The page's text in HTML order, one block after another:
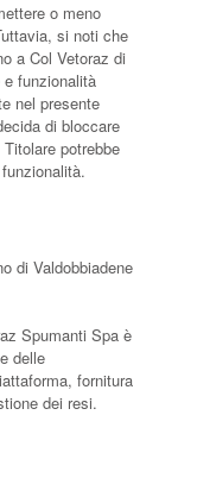
o meno
si noti che
a Col Vetoraz di
funzionalità
nel presente
di bloccare
potrebbe
di Valdobbiadene
Spumanti Spa è
delle
fornitura
dei resi.